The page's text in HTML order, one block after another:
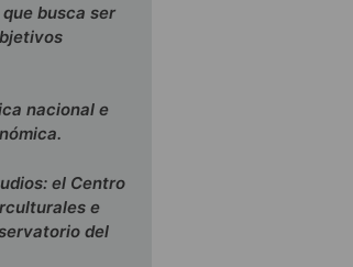
busca ser
nacional e
el Centro
e
del